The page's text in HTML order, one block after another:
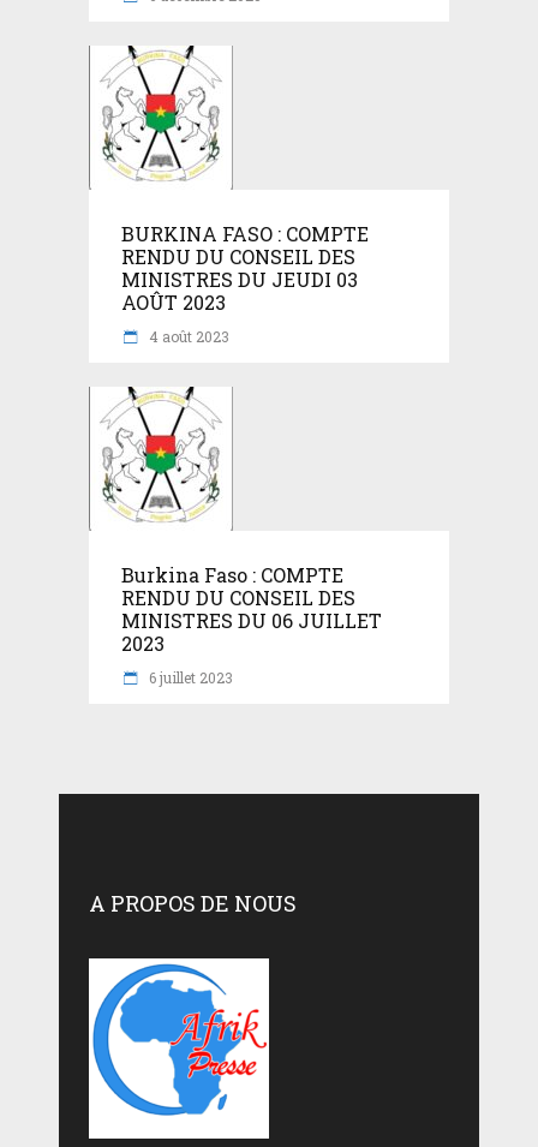
BURKINA FASO : COMPTE
RENDU DU CONSEIL DES
MINISTRES DU JEUDI 03
AOÛT 2023
4 août 2023
Burkina Faso : COMPTE
RENDU DU CONSEIL DES
MINISTRES DU 06 JUILLET
2023
6 juillet 2023
A PROPOS DE NOUS